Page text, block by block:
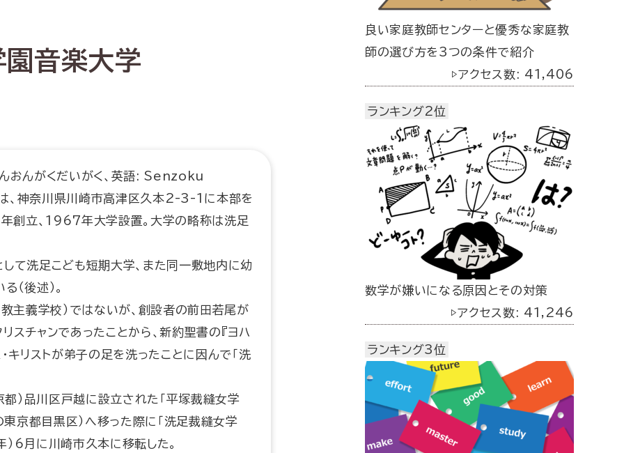
園音楽大学
おんがくだいがく、英語: Senzoku
奈川県川崎市高津区久本2-3-1に本部を
創立、1967年大学設置。大学の略称は洗足
て洗足こども短期大学、また同一敷地内に幼
（後述）。
教主義学校）ではないが、創設者の前田若尾が
スチャンであったことから、新約聖書の『ヨハ
キリストが弟子の足を洗ったことに因んで「洗
）品川区戸越に設立された「平塚裁縫女学
京都目黒区）へ移った際に「洗足裁縫女学
6月に川崎市久本に移転した。
良い家庭教師センターと優秀な家庭教
師の選び方を3つの条件で紹介
▷アクセス数: 41,406
ランキング2位
数学が嫌いになる原因とその対策
▷アクセス数: 41,246
ランキング3位